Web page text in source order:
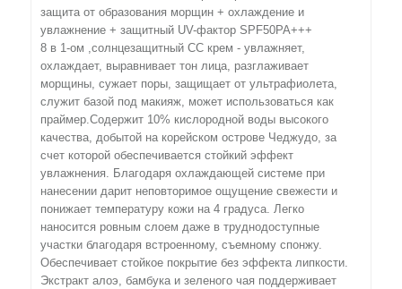
защита от образования морщин + охлаждение и
увлажнение + защитный UV-фактор SPF50PA+++
8 в 1-ом ,солнцезащитный СС крем - увлажняет,
охлаждает, выравнивает тон лица, разглаживает
морщины, сужает поры, защищает от ультрафиолета,
служит базой под макияж, может использоваться как
праймер.Содержит 10% кислородной воды высокого
качества, добытой на корейском острове Чеджудо, за
счет которой обеспечивается стойкий эффект
увлажнения. Благодаря охлаждающей системе при
нанесении дарит неповторимое ощущение свежести и
понижает температуру кожи на 4 градуса. Легко
наносится ровным слоем даже в труднодоступные
участки благодаря встроенному, съемному спонжу.
Обеспечивает стойкое покрытие без эффекта липкости.
Экстракт алоэ, бамбука и зеленого чая поддерживает